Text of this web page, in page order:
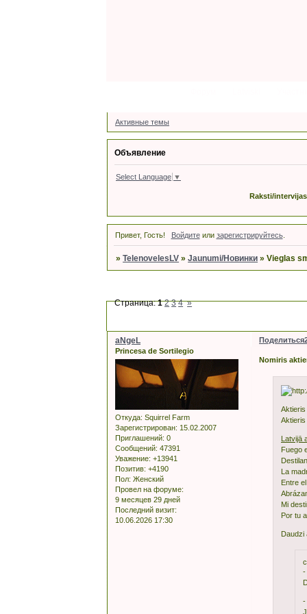
Активные темы
Объявление
Select Language ▼
Raksti/
Привет, Гость! Войдитеили зарегистрируйтесь.
»TelenovelesLV »Jaunumi/Новинки »Vieglas
Страница:1 2 3 4 »
Поделиться
aNgeL
Princesa de Sortilegio
Откуда: Squirrel Farm
Зарегистрирован: 15.02.2007
Приглашений: 0
Сообщений: 47391
Уважение: +13941
Позитив: +4190
Пол: Женский
Провел на форуме:
9 месяцев 29 дней
Последний визит:
10.06.2026 17:30
Nomiris
Aktieris
Latvijā
Fuego
La
Entre
Mi
Por tu
Daudzi
-
-